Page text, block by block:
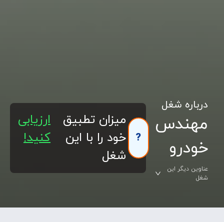
درباره شغل
مهندس
خودرو
عناوین دیگر این
شغل
?
میزان تطبیق
خود را با این
شغل
ارزیابی
کنید!